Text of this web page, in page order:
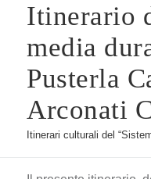
Itinerario
media
Pusterla
Arconati
Itinerari culturali del